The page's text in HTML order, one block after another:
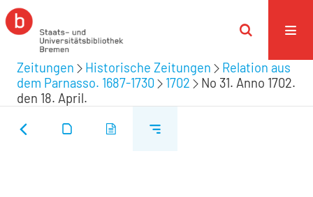
Zeitungen Historische Zeitungen
Relation aus
dem Parnasso. 1687-1730
1702
No 31. Anno 1702.
den 18. April.